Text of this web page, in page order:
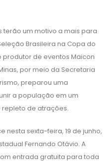
terão um motivo a mais para
Brasileira na Copa do
produtor de eventos Maicon
por meio da Secretaria
preparou uma
a população em um
de atrações.
nesta sexta-feira, 19 de junho,
Fernando Otávio. A
entrada gratuita para toda